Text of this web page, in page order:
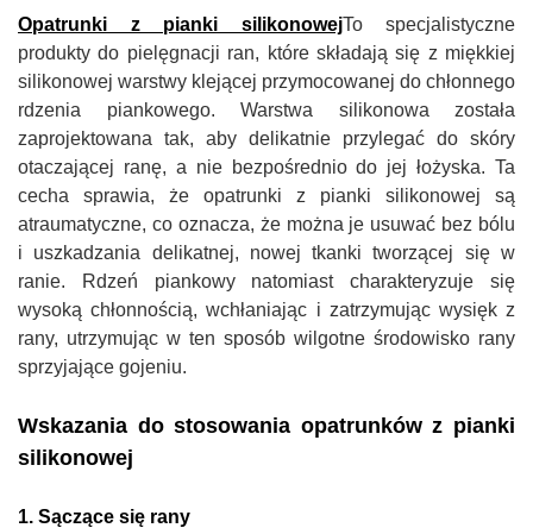
Opatrunki z pianki silikonowejTo specjalistyczne
produkty do pielęgnacji ran, które składają się z miękkiej
silikonowej warstwy klejącej przymocowanej do chłonnego
rdzenia piankowego. Warstwa silikonowa została
zaprojektowana tak, aby delikatnie przylegać do skóry
otaczającej ranę, a nie bezpośrednio do jej łożyska. Ta
cecha sprawia, że ​​opatrunki z pianki silikonowej są
atraumatyczne, co oznacza, że ​​można je usuwać bez bólu
i uszkadzania delikatnej, nowej tkanki tworzącej się w
ranie. Rdzeń piankowy natomiast charakteryzuje się
wysoką chłonnością, wchłaniając i zatrzymując wysięk z
rany, utrzymując w ten sposób wilgotne środowisko rany
sprzyjające gojeniu.
Wskazania do stosowania opatrunków z pianki
silikonowej
1. Sączące się rany